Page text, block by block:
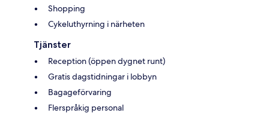
Shopping
Cykeluthyrning i närheten
Tjänster
Reception (öppen dygnet runt)
Gratis dagstidningar i lobbyn
Bagageförvaring
Flerspråkig personal